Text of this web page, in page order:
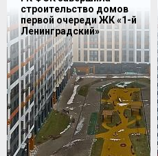
строительство домов
первой очереди ЖК «1-й
Ленинградский»